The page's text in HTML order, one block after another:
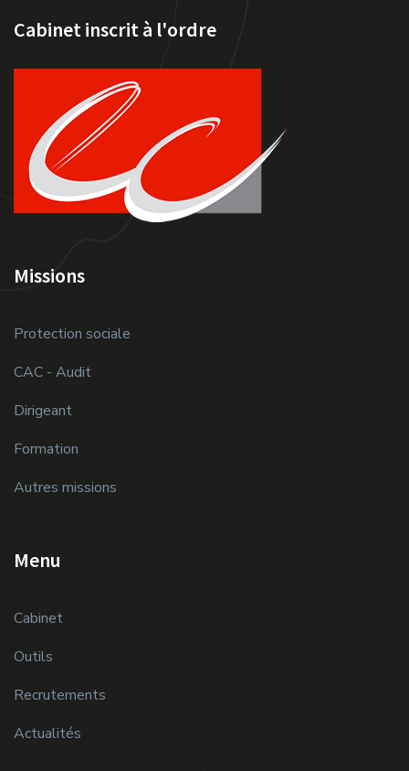
Missions
Protection sociale
CAC - Audit
Dirigeant
Formation
Autres missions
Menu
Cabinet
Outils
Recrutements
Actualités
Cabinet inscrit à l'ordre